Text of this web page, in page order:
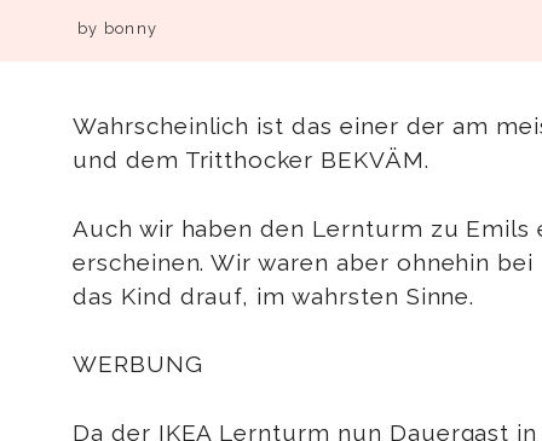
by bonny
Wahrscheinlich ist das einer der am
und dem Tritthocker BEKVÄM.
Auch wir haben den Lernturm zu
erscheinen. Wir waren aber ohnehin
das Kind drauf, im wahrsten Sinne.
WERBUNG
Da der IKEA Lernturm nun Dauergast